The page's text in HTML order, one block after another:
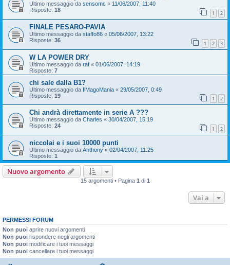
Ultimo messaggio da sensomc « 11/06/2007, 11:40
Risposte: 18 1 2
FINALE PESARO-PAVIA
Ultimo messaggio da staffo86 « 05/06/2007, 13:22
Risposte: 36 1 2 3
W LA POWER DRY
Ultimo messaggio da raf « 01/06/2007, 14:19
Risposte: 7
chi sale dalla B1?
Ultimo messaggio da IlMagoMania « 29/05/2007, 0:49
Risposte: 19 1 2
Chi andrà direttamente in serie A ???
Ultimo messaggio da Charles « 30/04/2007, 15:19
Risposte: 24 1 2
niccolai e i suoi 10000 punti
Ultimo messaggio da Anthony « 02/04/2007, 11:25
Risposte: 1
Nuovo argomento
15 argomenti • Pagina 1 di 1
Vai a
PERMESSI FORUM
Non puoi aprire nuovi argomenti
Non puoi rispondere negli argomenti
Non puoi modificare i tuoi messaggi
Non puoi cancellare i tuoi messaggi